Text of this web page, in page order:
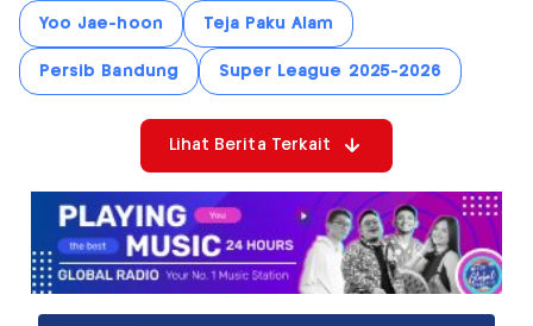
Yoo Jae-hoon Teja Paku Alam
Persib Bandung Super League 2025-2026
Lihat Berita Terkait